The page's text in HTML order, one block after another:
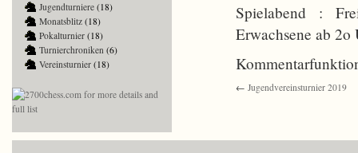
Spielabend :
Erwachsene ab
← Jugendvereinsturnier 2019
Jugendturniere (18)
Monatsblitz (18)
Pokalturnier (18)
Turnierchroniken (6)
Vereinsturnier (18)